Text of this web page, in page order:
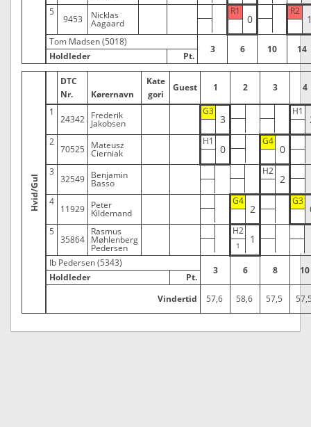
5
9453 Nicklas
Aagaard
R1
0
R2
Tom Madsen (5018)
Holdleder
Pt.
3 6 10 14
Hvid/Gul
DTC
Nr.
Kørernavn
Kate
gori
Guest 1 2 3 4
1
24342 Frederik
Jakobsen
G3
3
H1
2
70525 Mateusz
Cierniak
H1
0
G4
0
3
32549 Benjamin
Basso
H2
2
4
11929 Peter
Kildemand
G4
2
G3
5
35864
Rasmus
Møhlenberg
Pedersen
H2
1
Ib Pedersen (5343)
Holdleder
Pt.
3 6 8 10
Vindertid 57,6 58,6 57,5